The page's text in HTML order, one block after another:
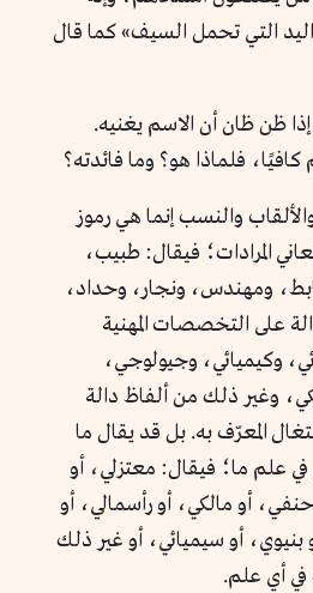
التي تحمل السيف» كما قال
ظن ظان أن الاسم يغنيه.
فلماذا هو؟ وما فائدته؟
والنسب إنما هي رموز
المرادات؛ فيقال: طبيب،
ومهندس، ونجار، وحداد،
على التخصصات المهنية
وكيميائي، وجيولوجي،
وغير ذلك من ألفاظ دالة
المعرّف به. بل قد يقال ما
علم ما؛ فيقال: معتزلي، أو
أو مالكي، أو رأسمالي، أو
بنيوي، أو سيميائي، أو غير ذلك
أي علم.